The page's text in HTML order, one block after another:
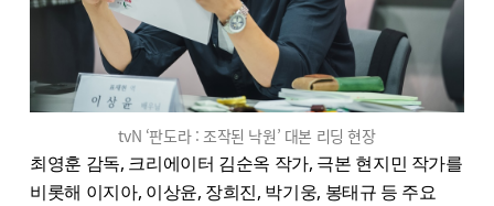
tvN ‘판도라 : 조작된 낙원’ 대본 리딩 현장
최영훈 감독, 크리에이터 김순옥 작가, 극본 현지민 작가를
비롯해 이지아, 이상윤, 장희진, 박기웅, 봉태규 등 주요